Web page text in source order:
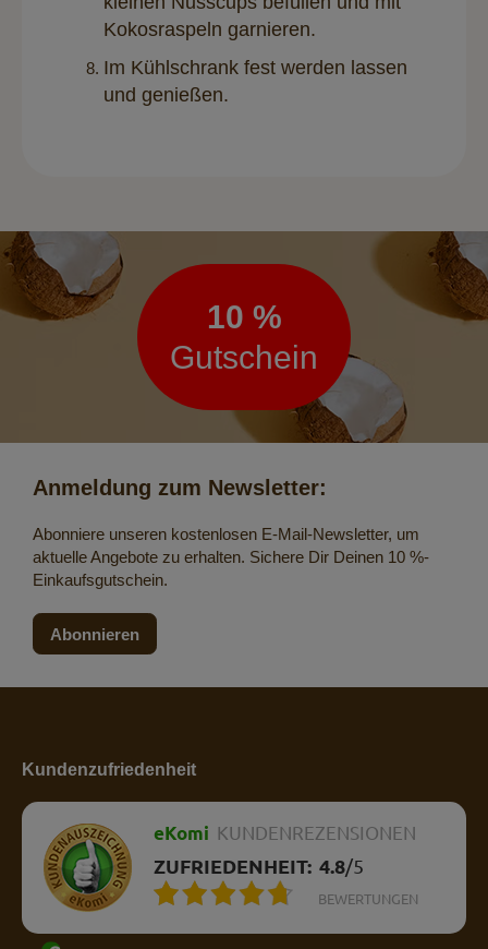
Kokosraspeln garnieren.
Im Kühlschrank fest werden lassen
und genießen.
Newsletter
10 %
Gutschein
Anmeldung zum Newsletter:
Abonniere unseren kostenlosen E-Mail-Newsletter, um
aktuelle Angebote zu erhalten. Sichere Dir Deinen 10 %-
Einkaufsgutschein.
Abonnieren
Kundenzufriedenheit
eKomi KUNDENREZENSIONEN
ZUFRIEDENHEIT: 4.8/5
BEWERTUNGEN